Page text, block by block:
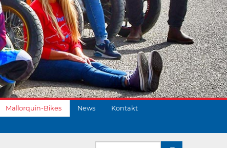
Mallorquin-Bikes News Kontakt